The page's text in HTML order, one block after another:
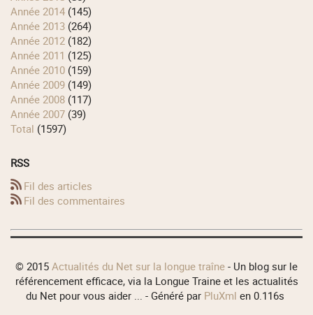
année 2014 (145)
année 2013 (264)
année 2012 (182)
année 2011 (125)
année 2010 (159)
année 2009 (149)
année 2008 (117)
année 2007 (39)
total (1597)
RSS
Fil des articles
Fil des commentaires
© 2015 Actualités du Net sur la longue traîne - Un blog sur le
référencement efficace, via la Longue Traine et les actualités
du Net pour vous aider ... - Généré par PluXml en 0.116s